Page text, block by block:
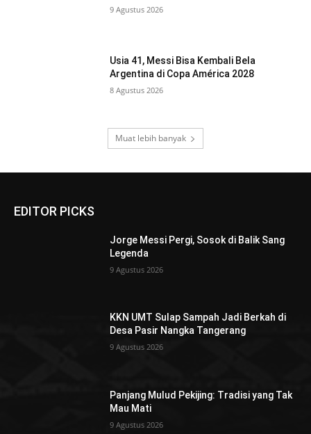
9 Agustus 2026
Usia 41, Messi Bisa Kembali Bela
Argentina di Copa América 2028
8 Agustus 2026
Muat lebih banyak
EDITOR PICKS
Jorge Messi Pergi, Sosok di Balik Sang
Legenda
9 Agustus 2026
KKN UMT Sulap Sampah Jadi Berkah di
Desa Pasir Nangka Tangerang
9 Agustus 2026
Panjang Mulud Pekijing: Tradisi yang Tak
Mau Mati
9 Agustus 2026